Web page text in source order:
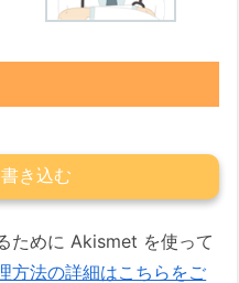
き込む
ために Akismet を使って
方法の詳細はこちらをご